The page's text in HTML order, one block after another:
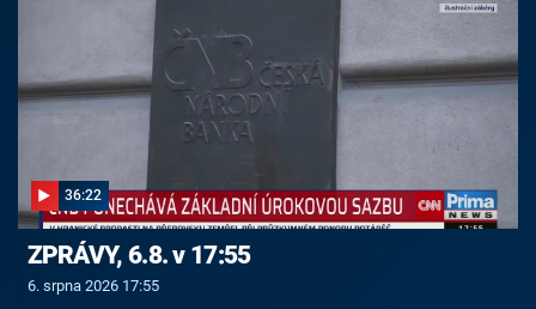
36:22
ZPRÁVY, 6.8. v 17:55
6. srpna 2026 17:55